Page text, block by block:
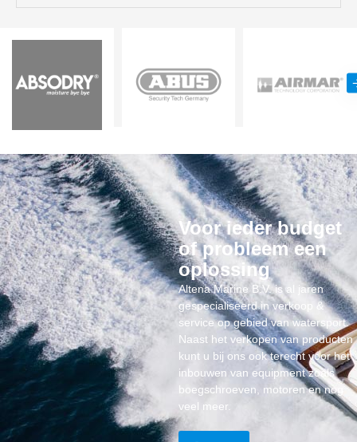
Voor ieder budget
of probleem een
oplossing
Altena Marine B.V. is al jaren
gespecialiseerd in verkoop &
service op gebied van watersport.
Naast het verkopen van producten
kunt u bij ons ook terecht voor het
inbouwen van equipment zoals
boegschroeven, motoren en nog
veel meer.